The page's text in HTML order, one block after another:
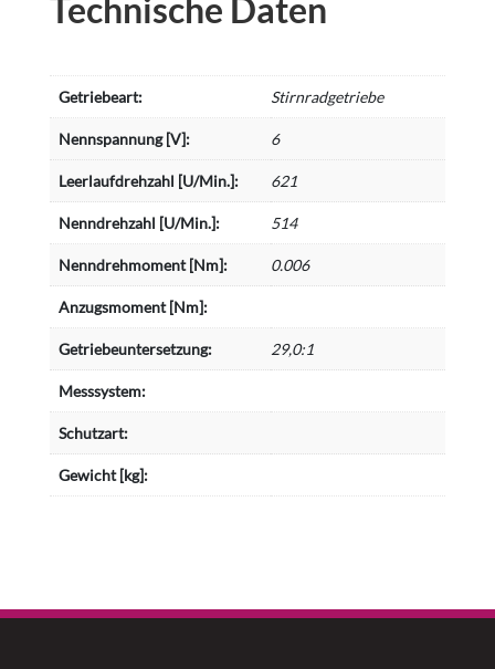
Technische Daten
Getriebeart: Stirnradgetriebe
Nennspannung [V]: 6
Leerlaufdrehzahl [U/Min.]: 621
Nenndrehzahl [U/Min.]: 514
Nenndrehmoment [Nm]: 0.006
Anzugsmoment [Nm]:
Getriebeuntersetzung: 29,0:1
Messsystem:
Schutzart:
Gewicht [kg]: